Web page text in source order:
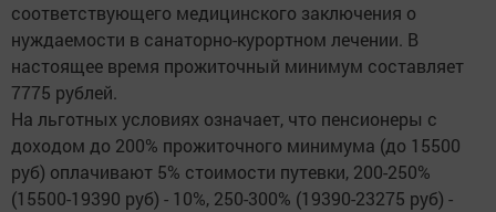
соответствующего медицинского заключения о
нуждаемости в санаторно-курортном лечении. В
настоящее время прожиточный минимум составляет
7775 рублей.
На льготных условиях означает, что пенсионеры с
доходом до 200% прожиточного минимума (до 15500
руб) оплачивают 5% стоимости путевки, 200-250%
(15500-19390 руб) - 10%, 250-300% (19390-23275 руб) -